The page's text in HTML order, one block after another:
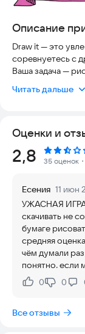
Описание
Draw it — это
соревнуетесь с
Ваша задача —
которое нужно
Неважно,
только
эту
Функции игры
- Простой и
- Целый ряд
рисовать
- Множество
- Жесткая
- Ограниченное
ПОДПИШИТЕСЬ
Подпишитесь на
Читать дальше
Оценки и
2,8 35 оценок
Есения 11 июн
УЖАСНАЯ
скачивать не
бумаге
средняя
чём думали
понятно. если
звезду.
Нравится:
0Не 0
Все отзывы